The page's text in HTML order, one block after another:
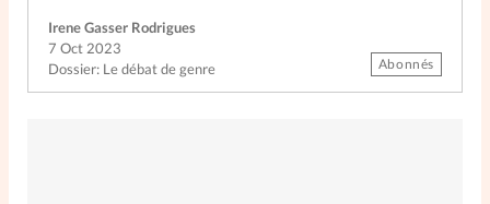
Dossier: Le débat de genre
Irene Gasser Rodrigues
7 Oct 2023
Abonnés